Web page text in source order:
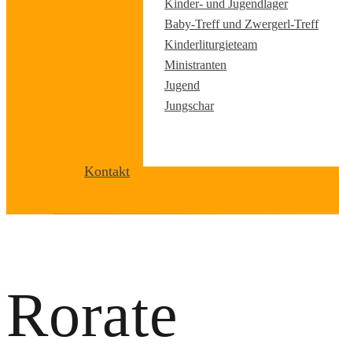
Kinder- und Jugendlager
Baby-Treff und Zwergerl-Treff
Kinderliturgieteam
Ministranten
Jugend
Jungschar
Kontakt
Rorate